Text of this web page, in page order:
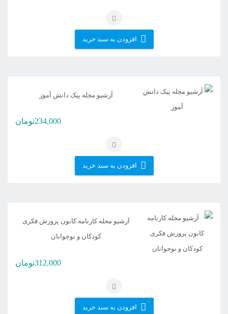
افزودن به سبد خرید
آرشیو مجله پیک دانش آموز
234,000تومان
افزودن به سبد خرید
آرشیو مجله کارنامه کانون پرورش فکری
کودکان و نوجوانان
312,000تومان
افزودن به سبد خرید